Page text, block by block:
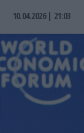
10.04.2026 | 21:03